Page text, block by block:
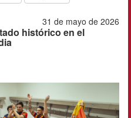
31 de mayo de 2026
histórico en el